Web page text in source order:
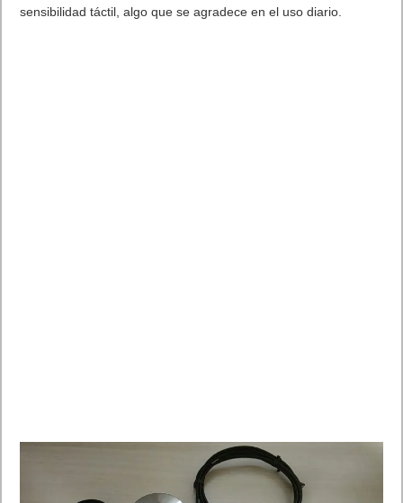
sensibilidad táctil, algo que se agradece en el uso diario.